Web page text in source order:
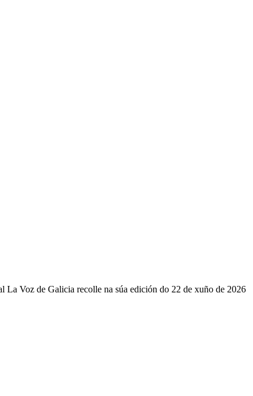
La Voz de Galicia recolle na súa edición do 22 de xuño de 2026